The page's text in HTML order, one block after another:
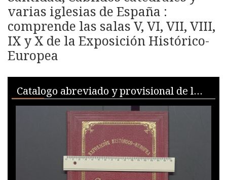
varias iglesias de España :
comprende las salas V, VI, VII, VIII,
IX y X de la Exposición Histórico-
Europea
Media Viewer Catalogo abreviado y provisional de los objetos enviados por su Santidad